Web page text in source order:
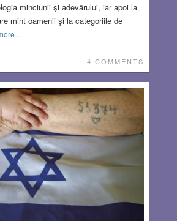
minciunii şi adevărului, iar apoi la
mint oamenii şi la categoriile de
4 COMMENTS